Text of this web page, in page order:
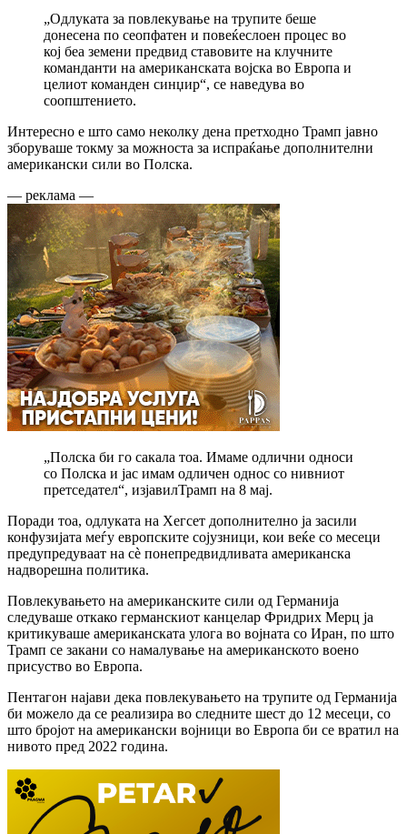
„Одлуката за повлекување на трупите беше
донесена по сеопфатен и повеќеслоен процес во
кој беа земени предвид ставовите на клучните
команданти на американската војска во Европа и
целиот команден синџир“, се наведува во
соопштението.
Интересно е што само неколку дена претходно Трамп јавно
зборуваше токму за можноста за испраќање дополнителни
американски сили во Полска.
— реклама —
„Полска би го сакала тоа. Имаме одлични односи
со Полска и јас имам одличен однос со нивниот
претседател“, изјавилТрамп на 8 мај.
Поради тоа, одлуката на Хегсет дополнително ја засили
конфузијата меѓу европските сојузници, кои веќе со месеци
предупредуваат на сè понепредвидливата американска
надворешна политика.
Повлекувањето на американските сили од Германија
следуваше откако германскиот канцелар Фридрих Мерц ја
критикуваше американската улога во војната со Иран, по што
Трамп се закани со намалување на американското воено
присуство во Европа.
Пентагон најави дека повлекувањето на трупите од Германија
би можело да се реализира во следните шест до 12 месеци, со
што бројот на американски војници во Европа би се вратил на
нивото пред 2022 година.